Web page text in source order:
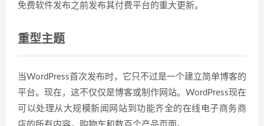
免费软件发布之前发布其付费平台的重大更新。
重型主题
当WordPress首次发布时，它只不过是一个建立简单博客的
平台。现在，这不仅仅是博客或制作网站。WordPress现在
可以处理从大规模新闻网站到功能齐全的在线电子商务商